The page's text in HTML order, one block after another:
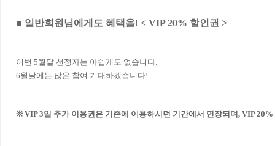
■ 일반회원님에게도 혜택을! < VIP 20% 할인권 >
이번 5월달 선정자는 아쉽게도 없습니다.
6월달에는 많은 참여 기대하겠습니다!
※ VIP 3일 추가 이용권은 기존에 이용하시던 기간에서 연장되며, VIP